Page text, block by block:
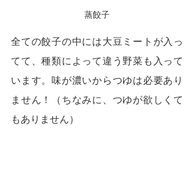
蒸餃子
全ての餃子の中には大豆ミートが入っ
てて、種類によって違う野菜も入って
います。味が濃いからつゆは必要あり
ません！（ちなみに、つゆが欲しくて
もありません）